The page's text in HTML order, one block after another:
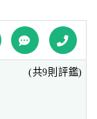
隨著時間的變
盡收眼底。
的大自然音
(共9則評鑑)